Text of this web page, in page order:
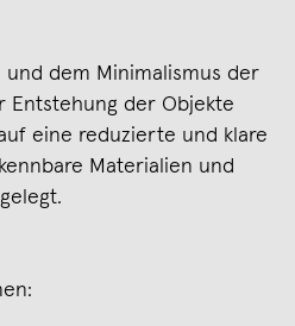
und dem Minimalismus der
Entstehung der Objekte
eine reduzierte und klare
Materialien und